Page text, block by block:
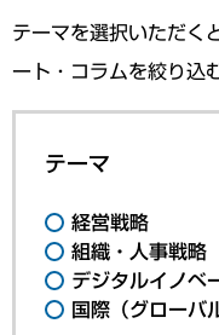
テーマを選択いただく
ート・コラムを絞り込
テーマ
経営戦略
組織・人事戦略
デジタルイノベ
国際（グローバ